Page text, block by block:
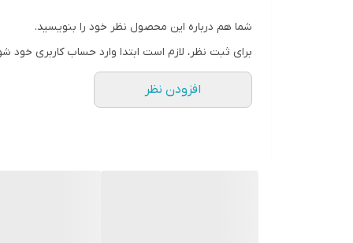
شما هم درباره این محصول نظر خود را بنویسید.
برای ثبت نظر، لازم است ابتدا وارد حساب کاربری خود
افزودن نظر